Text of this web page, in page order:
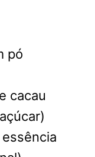
pó
cacau